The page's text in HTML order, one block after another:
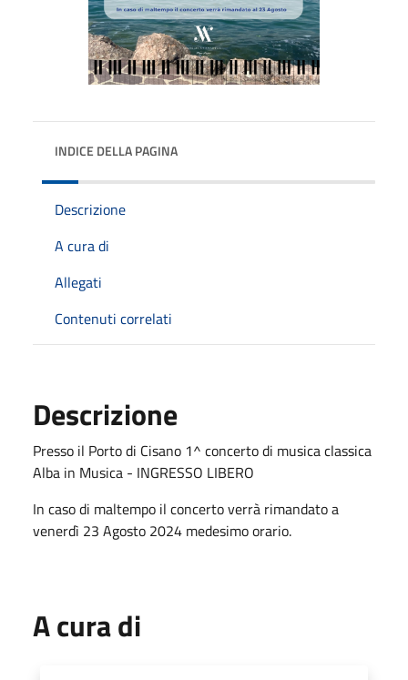
INDICE DELLA PAGINA
Descrizione
A cura di
Allegati
Contenuti correlati
Descrizione
Presso il Porto di Cisano 1^ concerto di musica classica
Alba in Musica - INGRESSO LIBERO
In caso di maltempo il concerto verrà rimandato a
venerdì 23 Agosto 2024 medesimo orario.
A cura di